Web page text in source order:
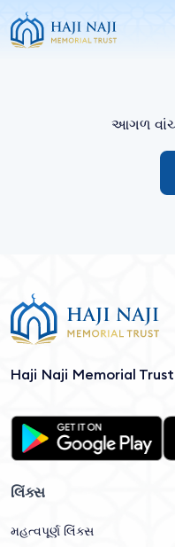
આગળ
Haji Naji Memorial Trust
લિંક્સ
મહત્વપૂર્ણ લિંક્સ